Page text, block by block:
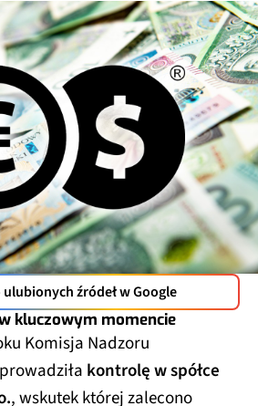
ulubionych źródeł w Google
kluczowym momencie
Komisja Nadzoru
kontrolę w spółce
, wskutek której zalecono